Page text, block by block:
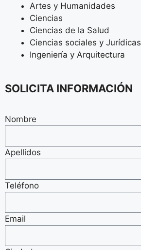
Artes y Humanidades
Ciencias
Ciencias de la Salud
Ciencias sociales y Jurídicas
Ingeniería y Arquitectura
SOLICITA INFORMACIÓN
Nombre
Apellidos
Teléfono
Email